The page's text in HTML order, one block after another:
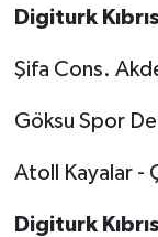
Digiturk
Şifa Cons.
Göksu Spor
Atoll Kayalar -
Digiturk